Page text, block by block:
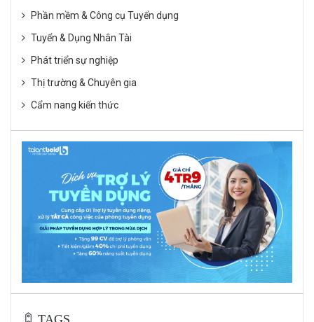
Phần mềm & Công cụ Tuyển dụng
Tuyển & Dụng Nhân Tài
Phát triển sự nghiệp
Thị trường & Chuyên gia
Cẩm nang kiến thức